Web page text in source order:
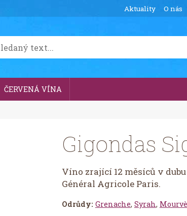
Aktuality O nás
ČERVENÁ VÍNA
Gigondas
Víno zrající 12 měsíců v
Général Agricole Paris.
Odrůdy: Grenache, Syrah,